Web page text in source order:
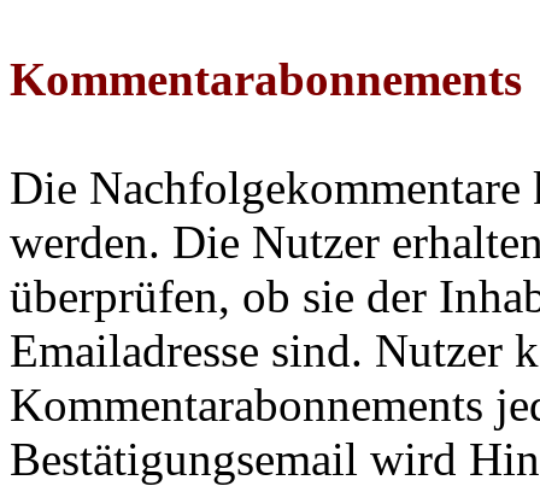
Kommentarabonnements
Die
werden. Die Nutzer
überprüfen, ob sie der
Emailadresse sind. Nutzer
Kommentarabonnements
Bestätigungsemail wird